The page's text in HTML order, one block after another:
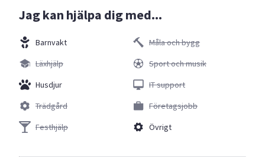
Jag kan hjälpa dig med...
Barnvakt
Läxhjälp
Husdjur
Trädgård
Festhjälp
Måla och bygg
Sport och musik
IT support
Företagsjobb
Övrigt